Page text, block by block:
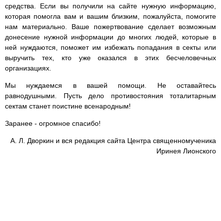
средства. Если вы получили на сайте нужную информацию,
которая помогла вам и вашим близким, пожалуйста, помогите
нам материально. Ваше пожертвование сделает возможным
донесение нужной информации до многих людей, которые в
ней нуждаются, поможет им избежать попадания в секты или
выручить тех, кто уже оказался в этих бесчеловечных
организациях.
Мы нуждаемся в вашей помощи. Не оставайтесь
равнодушными. Пусть дело противостояния тоталитарным
сектам станет поистине всенародным!
Заранее - огромное спасибо!
А. Л. Дворкин и вся редакция сайта Центра священномученика
Иринея Лионского